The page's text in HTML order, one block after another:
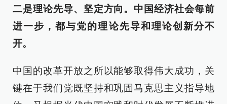
二是理论先导、坚定方向。中国经济社会每前
进一步，都与党的理论先导和理论创新分不
开。
中国的改革开放之所以能够取得伟大成功，关
键在于我们党既坚持和巩固马克思主义指导地